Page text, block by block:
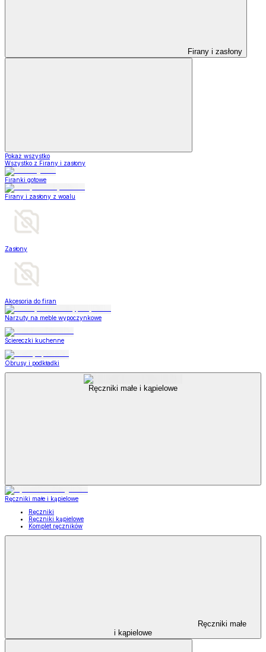
Firany i zasłony
Pokaż wszystko
Wszystko z Firany i zasłony
Firanki gotowe
Firany i zasłony z woalu
Zasłony
Akcesoria do firan
Narzuty na meble wypoczynkowe
Ściereczki kuchenne
Obrusy i podkładki
Ręczniki małe i kąpielowe
Ręczniki małe i kąpielowe
Ręczniki
Ręczniki kąpielowe
Komplet ręczników
Ręczniki małe
i kąpielowe